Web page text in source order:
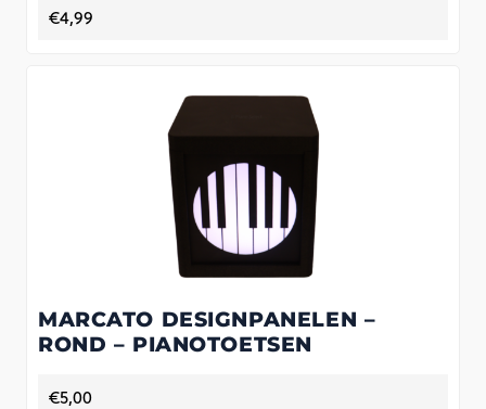
€4,99
MARCATO DESIGNPANELEN –
ROND – PIANOTOETSEN
€5,00